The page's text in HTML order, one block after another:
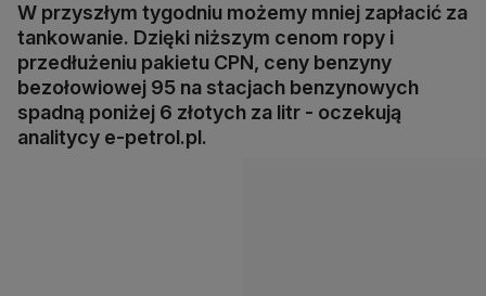
W przyszłym tygodniu możemy mniej zapłacić za
tankowanie. Dzięki niższym cenom ropy i
przedłużeniu pakietu CPN, ceny benzyny
bezołowiowej 95 na stacjach benzynowych
spadną poniżej 6 złotych za litr - oczekują
analitycy e-petrol.pl.